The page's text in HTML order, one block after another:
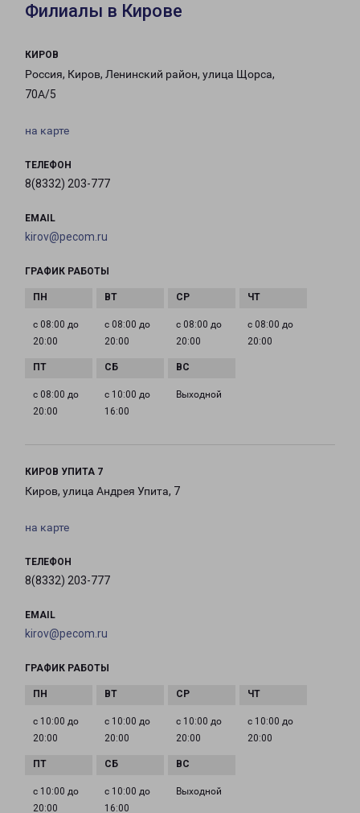
Филиалы в Кирове
КИРОВ
Россия, Киров, Ленинский район, улица Щорса,
70А/5
на карте
ТЕЛЕФОН
8(8332) 203-777
EMAIL
kirov@pecom.ru
ГРАФИК РАБОТЫ
с 08:00 до
20:00
с 08:00 до
20:00
с 08:00 до
20:00
с 08:00 до
20:00
с 08:00 до
20:00
с 10:00 до
16:00
Выходной
КИРОВ УПИТА 7
Киров, улица Андрея Упита, 7
на карте
ТЕЛЕФОН
8(8332) 203-777
EMAIL
kirov@pecom.ru
ГРАФИК РАБОТЫ
с 10:00 до
20:00
с 10:00 до
20:00
с 10:00 до
20:00
с 10:00 до
20:00
с 10:00 до
20:00
с 10:00 до
16:00
Выходной